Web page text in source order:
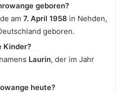
geboren?
am 7. April 1958 in Nehden,
geboren.
Kinder?
Laurin, der im Jahr
heute?